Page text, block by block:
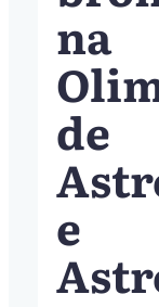
na
de
e